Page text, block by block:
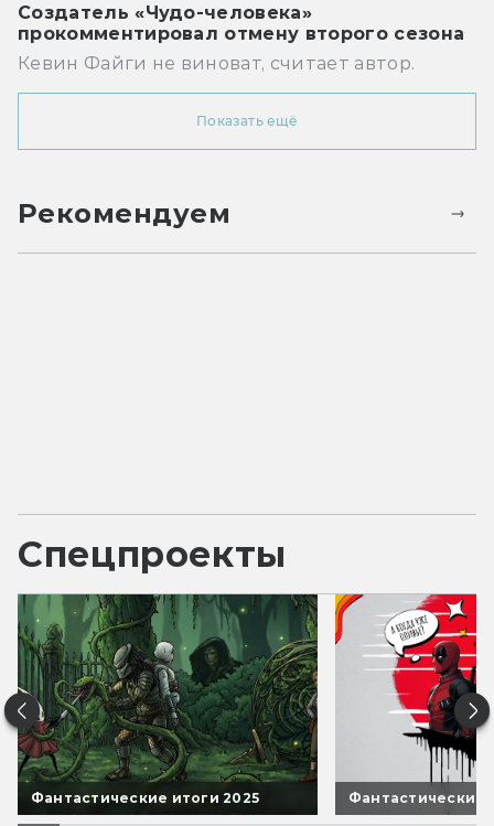
Создатель «Чудо-человека»
прокомментировал отмену второго сезона
Кевин Файги не виноват, считает автор.
Показать ещё
Рекомендуем
Спецпроекты
Фантастические итоги 2025 Фантастические